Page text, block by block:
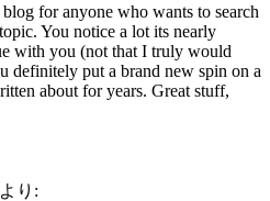
for anyone who wants to search
You notice a lot its nearly
with you (not that I truly would
definitely put a brand new spin on a
about for years. Great stuff,
より: